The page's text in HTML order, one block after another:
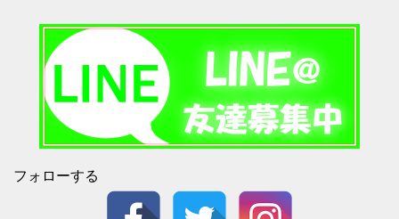
フォローする